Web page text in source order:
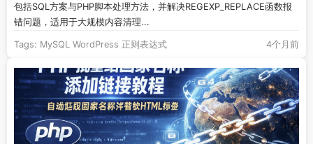
包括SQL方案与PHP脚本处理方法，并解决REGEXP_REPLACE函数报
错问题，适用于大规模内容清理...
Tags: MySQL WordPress 正则表达式 4个月前